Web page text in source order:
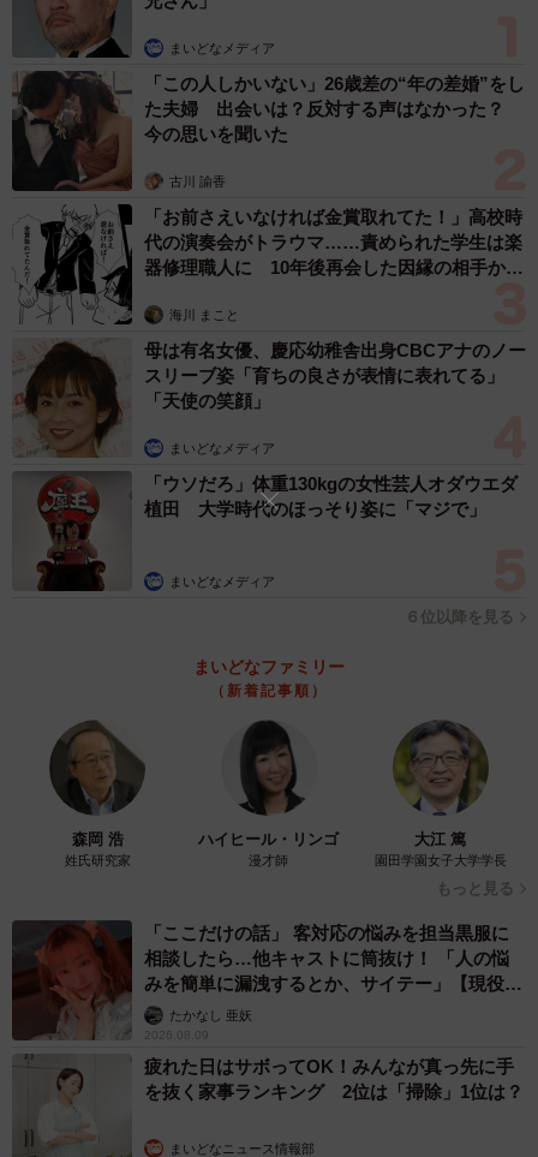
が、飼い猫かと思うほど人懐っこい猫だった。そのまま保
護したが、お腹が大きく、妊娠していた。子猫は4匹産ま
れ、1匹は既に里親が決まっていた。銀行マンは、猫を3匹
飼っているので、それ以上は飼えなかった。
MOAちゃんが「遊ぼう、遊ぼう」と言うので、大島さん
は、MOAちゃんの遊び相手をしてくれる猫を探していた。
写真を見る前から1匹はもらおうと決めていたが、写真を見
て、すぐにメメちゃんを譲渡してもらうことにした。一番
小さな女の子で、端っこのほうで遠慮がちに映っていた。
可愛がられて育っていることが伝わってきた。
MOAちゃん、メメちゃんは「ええコンビ」
4/5
へそ天で、まったりのんびり
銀行マンは、家族総出で、車で2時間かけてメメちゃんを連
れてきてくれた。メメちゃんは、まったく人見知りをせ
ず、なでられたり、触られたりするのに慣れていた。小学
生の娘さんが一生懸命メメちゃんのPRをしてくれて、「控
まいどなメディア
「この人しかいない」26歳差の“年の差婚”をし
た夫婦 出会いは？反対する声はなかった？
今の思いを聞いた
古川 諭香
「お前さえいなければ金賞取れてた！」高校時
代の演奏会がトラウマ……責められた学生は楽
器修理職人に 10年後再会した因縁の相手から
海川 まこと
母は有名女優、慶応幼稚舎出身CBCアナのノー
スリーブ姿「育ちの良さが表情に表れてる」
「天使の笑顔」
まいどなメディア
「ウソだろ」体重130kgの女性芸人オダウエダ
植田 大学時代のほっそり姿に「マジで」
まいどなメディア
６位以降を見る
まいどなファミリー
（新着記事順）
森岡 浩
姓氏研究家
ハイヒール・リンゴ
漫才師
大江 篤
園田学園女子大学学長
もっと見る
「ここだけの話」 客対応の悩みを担当黒服に
相談したら…他キャストに筒抜け！ 「人の悩
みを簡単に漏洩するとか、サイテー」【現役キ
ャストに取材】
たかなし 亜妖
2026.08.09
疲れた日はサボってOK！みんなが真っ先に手
を抜く家事ランキング 2位は「掃除」1位は？
まいどなニュース情報部